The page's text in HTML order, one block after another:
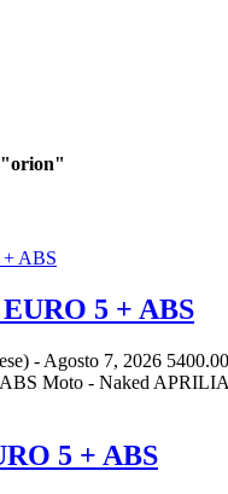
"orion"
5 + ABS
- Agosto 7, 2026
Moto - Naked
5 + ABS